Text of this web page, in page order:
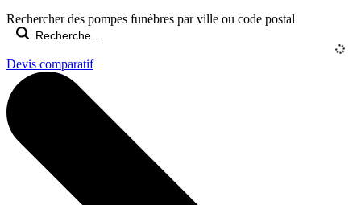
Rechercher des pompes funèbres par ville ou code postal
Devis comparatif